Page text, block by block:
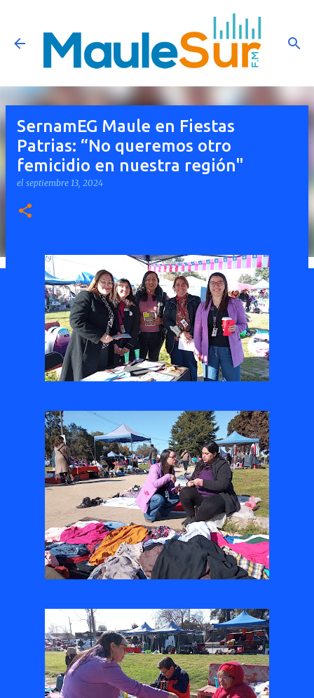
Ir al contenido principal
SernamEG Maule en Fiestas
Patrias: “No queremos otro
femicidio en nuestra región"
el septiembre 13, 2024